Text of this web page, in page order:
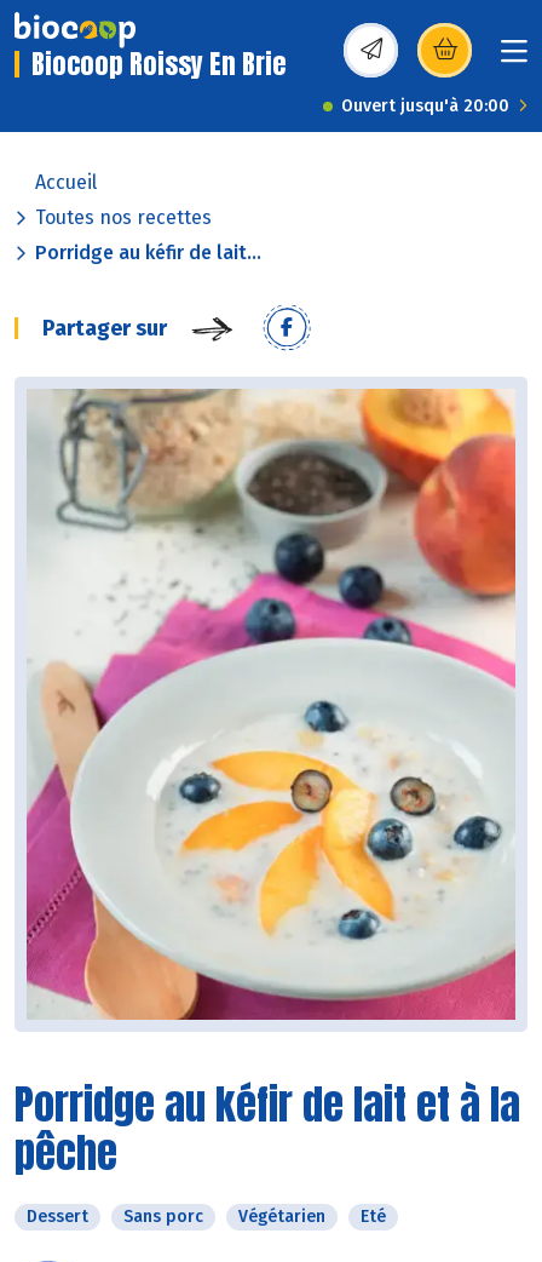
Biocoop Roissy En Brie (s’ouvre dans une
Ouvert jusqu'à 20:00
Accueil
Toutes nos recettes
Porridge au kéfir de lait...
Partager sur
Porridge au kéfir de lait et à la
pêche
Dessert Sans porc Végétarien Eté